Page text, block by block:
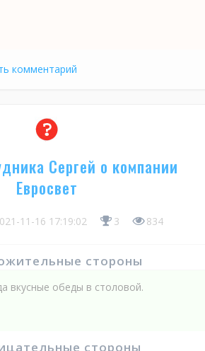
комментарий
Сергей о компании
Евросвет
11-16 17:19:02 3 834
стороны
вкусные обеды в столовой.
стороны